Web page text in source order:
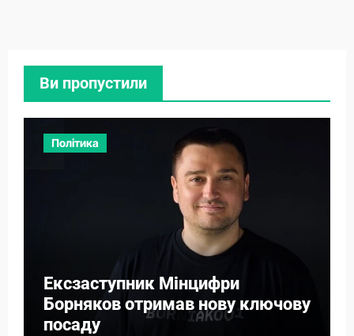
Ви пропустили
Політика
Ексзаступник Мінцифри
Борняков отримав нову ключову
посаду